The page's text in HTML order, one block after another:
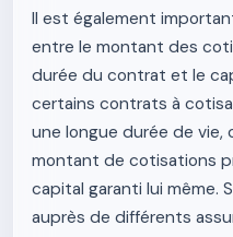
Il est également
entre le montant des
durée du contrat et le
certains contrats à
une longue durée de vie,
montant de cotisations
capital garanti lui même.
auprès de différents